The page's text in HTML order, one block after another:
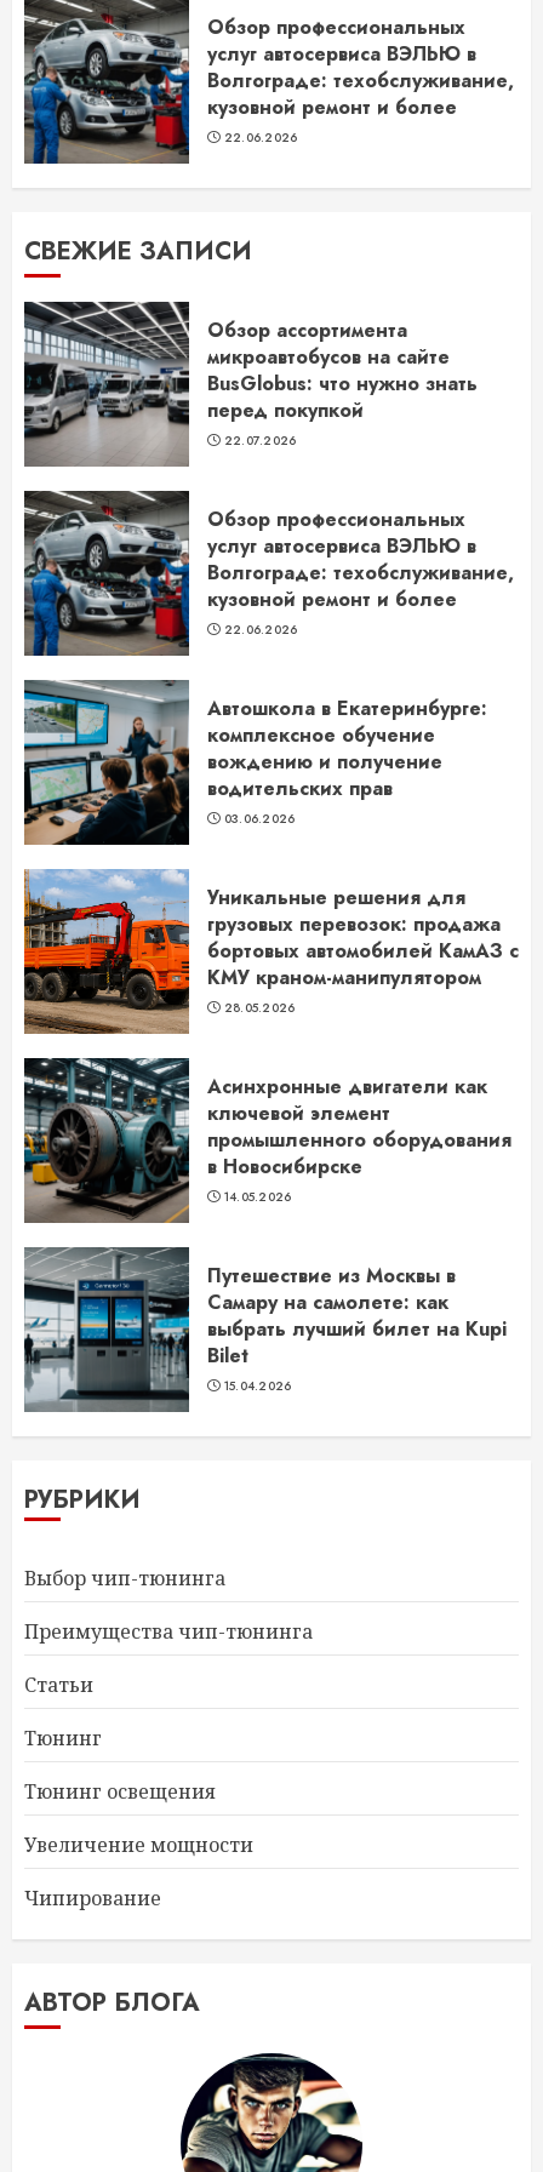
Обзор профессиональных
услуг автосервиса ВЭЛЬЮ в
Волгограде: техобслуживание,
кузовной ремонт и более
22.06.2026
СВЕЖИЕ ЗАПИСИ
Обзор ассортимента
микроавтобусов на сайте
BusGlobus: что нужно знать
перед покупкой
22.07.2026
Обзор профессиональных
услуг автосервиса ВЭЛЬЮ в
Волгограде: техобслуживание,
кузовной ремонт и более
22.06.2026
Автошкола в Екатеринбурге:
комплексное обучение
вождению и получение
водительских прав
03.06.2026
Уникальные решения для
грузовых перевозок: продажа
бортовых автомобилей КамАЗ с
КМУ краном-манипулятором
28.05.2026
Асинхронные двигатели как
ключевой элемент
промышленного оборудования
в Новосибирске
14.05.2026
Путешествие из Москвы в
Самару на самолете: как
выбрать лучший билет на Kupi
Bilet
15.04.2026
РУБРИКИ
Выбор чип-тюнинга
Преимущества чип-тюнинга
Статьи
Тюнинг
Тюнинг освещения
Увеличение мощности
Чипирование
АВТОР БЛОГА